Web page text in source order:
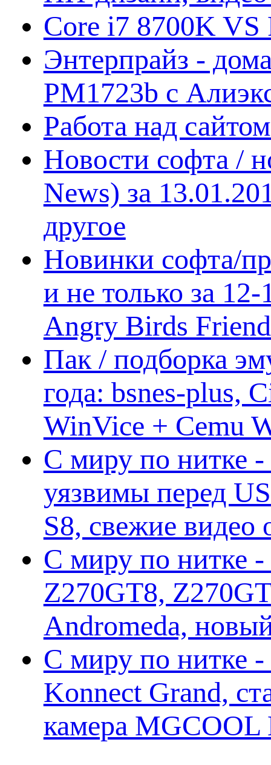
Core i7 8700K VS
Энтерпрайз -
PM1723b с
Работа над
Новости софта /
News) за
другое
Новинки софта/
и не только за
Angry Birds
Пак / подборка
года: bsnes-plus,
WinVice + Cemu
С миру по нитке
уязвимы перед
S8, свежие
С миру по нитке -
Z270GT8,
Andromeda,
С миру по нитке -
Konnect Grand,
камера MGCOOL